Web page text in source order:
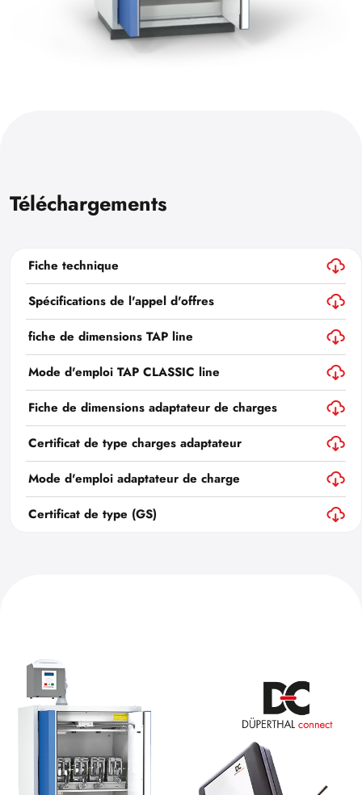
Téléchargements
Fiche technique
Spécifications de l'appel d'offres
fiche de dimensions TAP line
Mode d'emploi TAP CLASSIC line
Fiche de dimensions adaptateur de charges
Certificat de type charges adaptateur
Mode d'emploi adaptateur de charge
Certificat de type (GS)